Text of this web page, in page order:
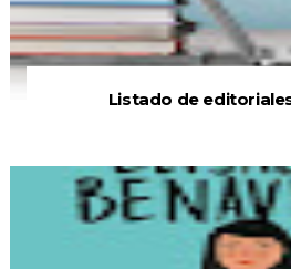
Listado de